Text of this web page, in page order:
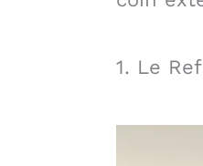
1. Le